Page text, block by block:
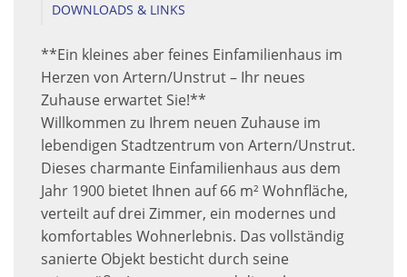
DOWNLOADS & LINKS
**Ein kleines aber feines Einfamilienhaus im
Herzen von Artern/Unstrut – Ihr neues
Zuhause erwartet Sie!**
Willkommen zu Ihrem neuen Zuhause im
lebendigen Stadtzentrum von Artern/Unstrut.
Dieses charmante Einfamilienhaus aus dem
Jahr 1900 bietet Ihnen auf 66 m² Wohnfläche,
verteilt auf drei Zimmer, ein modernes und
komfortables Wohnerlebnis. Das vollständig
sanierte Objekt besticht durch seine